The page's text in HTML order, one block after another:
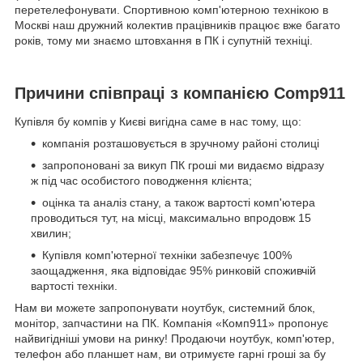
перетелефонувати. Спортивною комп'ютерною технікою в
Москві наш дружний колектив працівників працює вже багато
років, тому ми знаємо штовхання в ПК і супутній техніці.
Причини співпраці з компанією Comp911
Купівля бу компів у Києві вигідна саме в нас тому, що:
компанія розташовується в зручному районі столиці
запропоновані за викуп ПК гроші ми видаємо відразу
ж під час особистого поводження клієнта;
оцінка та аналіз стану, а також вартості комп'ютера
проводиться тут, на місці, максимально впродовж 15
хвилин;
Купівля комп'ютерної техніки забезпечує 100%
заощадження, яка відповідає 95% ринковій споживчій
вартості техніки.
Нам ви можете запропонувати ноутбук, системний блок,
монітор, запчастини на ПК. Компанія «Комп911» пропонує
найвигідніші умови на ринку! Продаючи ноутбук, комп'ютер,
телефон або планшет нам, ви отримуєте гарні гроші за бу